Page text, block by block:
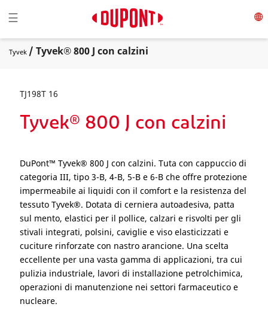
Toggle navigation
☰
Tyvek / Tyvek® 800 J con calzini
TJ198T 16
Tyvek® 800 J con calzini
DuPont™ Tyvek® 800 J con calzini. Tuta con cappuccio di
categoria III, tipo 3-B, 4-B, 5-B e 6-B che offre protezione
impermeabile ai liquidi con il comfort e la resistenza del
tessuto Tyvek®. Dotata di cerniera autoadesiva, patta
sul mento, elastici per il pollice, calzari e risvolti per gli
stivali integrati, polsini, caviglie e viso elasticizzati e
cuciture rinforzate con nastro arancione. Una scelta
eccellente per una vasta gamma di applicazioni, tra cui
pulizia industriale, lavori di installazione petrolchimica,
operazioni di manutenzione nei settori farmaceutico e
nucleare.